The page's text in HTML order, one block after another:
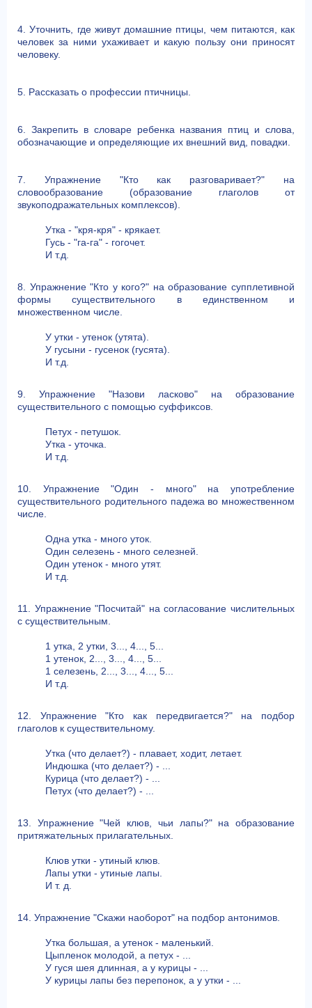
4. Уточнить, где живут домашние птицы, чем питаются, как
человек за ними ухаживает и какую пользу они приносят
человеку.
5. Рассказать о профессии птичницы.
6. Закрепить в словаре ребенка названия птиц и слова,
обозначающие и определяющие их внешний вид, повадки.
7. Упражнение "Кто как разговаривает?" на
словообразование (образование глаголов от
звукоподражательных комплексов).
Утка - "кря-кря" - крякает.
Гусь - "га-га" - гогочет.
И т.д.
8. Упражнение "Кто у кого?" на образование супплетивной
формы существительного в единственном и
множественном числе.
У утки - утенок (утята).
У гусыни - гусенок (гусята).
И т.д.
9. Упражнение "Назови ласково" на образование
существительного с помощью суффиксов.
Петух - петушок.
Утка - уточка.
И т.д.
10. Упражнение "Один - много" на употребление
существительного родительного падежа во множественном
числе.
Одна утка - много уток.
Один селезень - много селезней.
Один утенок - много утят.
И т.д.
11. Упражнение "Посчитай" на согласование числительных
с существительным.
1 утка, 2 утки, 3..., 4..., 5...
1 утенок, 2..., 3..., 4..., 5...
1 селезень, 2..., 3..., 4..., 5...
И т.д.
12. Упражнение "Кто как передвигается?" на подбор
глаголов к существительному.
Утка (что делает?) - плавает, ходит, летает.
Индюшка (что делает?) - ...
Курица (что делает?) - ...
Петух (что делает?) - ...
13. Упражнение "Чей клюв, чьи лапы?" на образование
притяжательных прилагательных.
Клюв утки - утиный клюв.
Лапы утки - утиные лапы.
И т. д.
14. Упражнение "Скажи наоборот" на подбор антонимов.
Утка большая, а утенок - маленький.
Цыпленок молодой, а петух - ...
У гуся шея длинная, а у курицы - ...
У курицы лапы без перепонок, а у утки - ...